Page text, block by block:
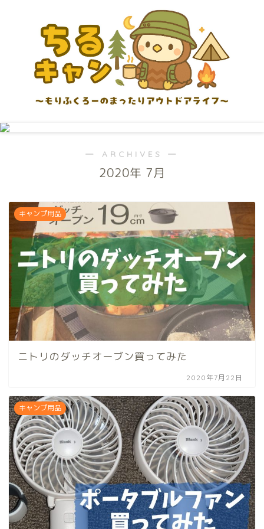
― ARCHIVES ―
2020年 7月
キャンプ用品
ニトリのダッチオーブン買ってみた
2020年7月22日
キャンプ用品